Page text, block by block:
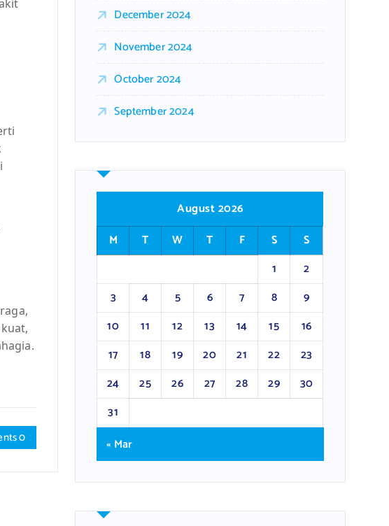
0
December 2024
November 2024
October 2024
September 2024
August 2026
M
T W T F S
S
1
2
3
4 5 6 7 8
9
10
11 12 13 14 15
16
17
18 19 20 21 22
23
24
25 26 27 28 29
30
31
« Mar